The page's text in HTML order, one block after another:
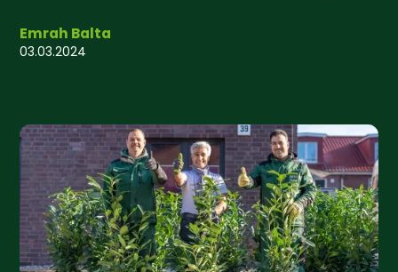
Emrah Balta
03.03.2024